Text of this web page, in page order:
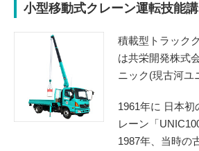
小型移動式クレーン運転技能
積載型トラック
は共栄開発株式
ニック(現古河ユ
1961年に 日本初
レーン「
1987年、当時の